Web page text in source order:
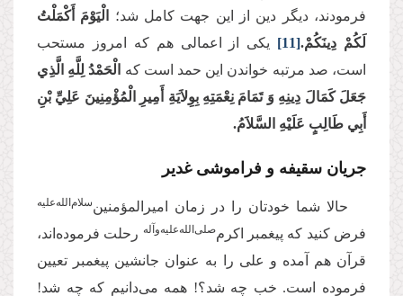
فرمودند، دیگر دین از این جهت کامل شد؛
الْيَوْمَ أَكْمَلْتُ
لَكُمْ دِينَكُمْ.[11] یکی از اعمالی هم که امروز مستحب
است، صد مرتبه خواندن این حمد است که
الْحَمْدُ لِلَّهِ الَّذِي
جَعَلَ كَمَالَ دِينِهِ وَ تَمَامَ نِعْمَتِهِ بِوِلاَيَةِ أَمِيرِ الْمُؤْمِنِينَ عَلِيِّ بْنِ
أَبِي طَالِبٍ عَلَيْهِ السَّلاَمُ‌‌.
جریان سقیفه و فراموشی غدیر
حالا شما خودتان را در زمان امیرالمؤمنین‌سلام‌‌الله‌‌عليه
فرض کنید که پیغمبر اکرم‌صلی‌‌الله‌‌علیه‌‌و‌آله رحلت فرموده‌اند،
قرآن هم آمده و علی را به عنوان جانشین پیغمبر تعیین
فرموده است. خب چه شد؟! همه می‌دانیم که چه شد!